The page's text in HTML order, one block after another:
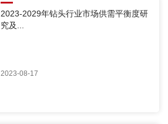
2023-2029年钻头行业市场供需平衡度研
究及...
2023-08-17